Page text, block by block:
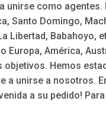
unirse como
Santo Domingo,
Libertad, Babahoyo,
Europa, América,
objetivos. Hemos
a unirse a nosotros.
a su pedido!